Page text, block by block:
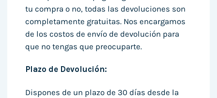
tu compra o no, todas las devoluciones son
completamente gratuitas. Nos encargamos
de los costos de envío de devolución para
que no tengas que preocuparte.
Plazo de Devolución:
Dispones de un plazo de 30 días desde la